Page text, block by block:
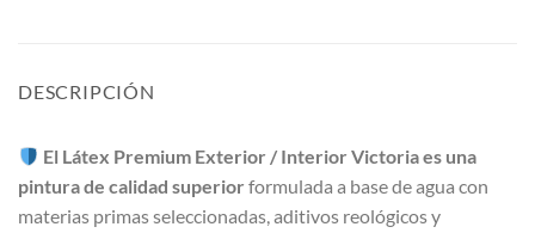
DESCRIPCIÓN
El Látex Premium Exterior / Interior Victoria es una
pintura de calidad superior formulada a base de agua con
materias primas seleccionadas, aditivos reológicos y